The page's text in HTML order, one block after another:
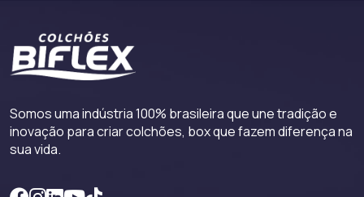
Somos uma indústria 100% brasileira que une tradição e
inovação para criar colchões, box que fazem diferença na
sua vida.